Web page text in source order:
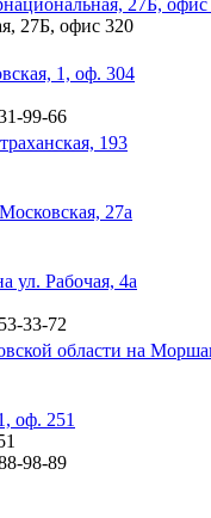
27Б, офис
27Б, офис 320
1, оф. 304
99-66
193
27а
ул. Рабочая, 4а
33-72
области на
оф. 251
98-89